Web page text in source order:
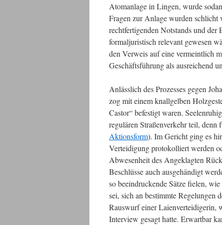
Atomanlage in Lingen, wurde
Fragen zur Anlage wurden schlicht
rechtfertigenden Notstands und der
formaljuristisch relevant gewesen
den Verweis auf eine vermeintlich
Geschäftsführung als ausreichend
Anlässlich des Prozesses gegen
zog mit einem knallgelben
Castor“ befestigt waren.
regulären Straßenverkehr teil,
Aktionsform). Im Gericht ging es
Verteidigung protokolliert werden
Abwesenheit des Angeklagten
Beschlüsse auch ausgehändigt
so beeindruckende Sätze fielen,
sei, sich an bestimmte Regelungen
Rauswurf einer Laienverteidigerin,
Interview gesagt hatte. Erwartbar